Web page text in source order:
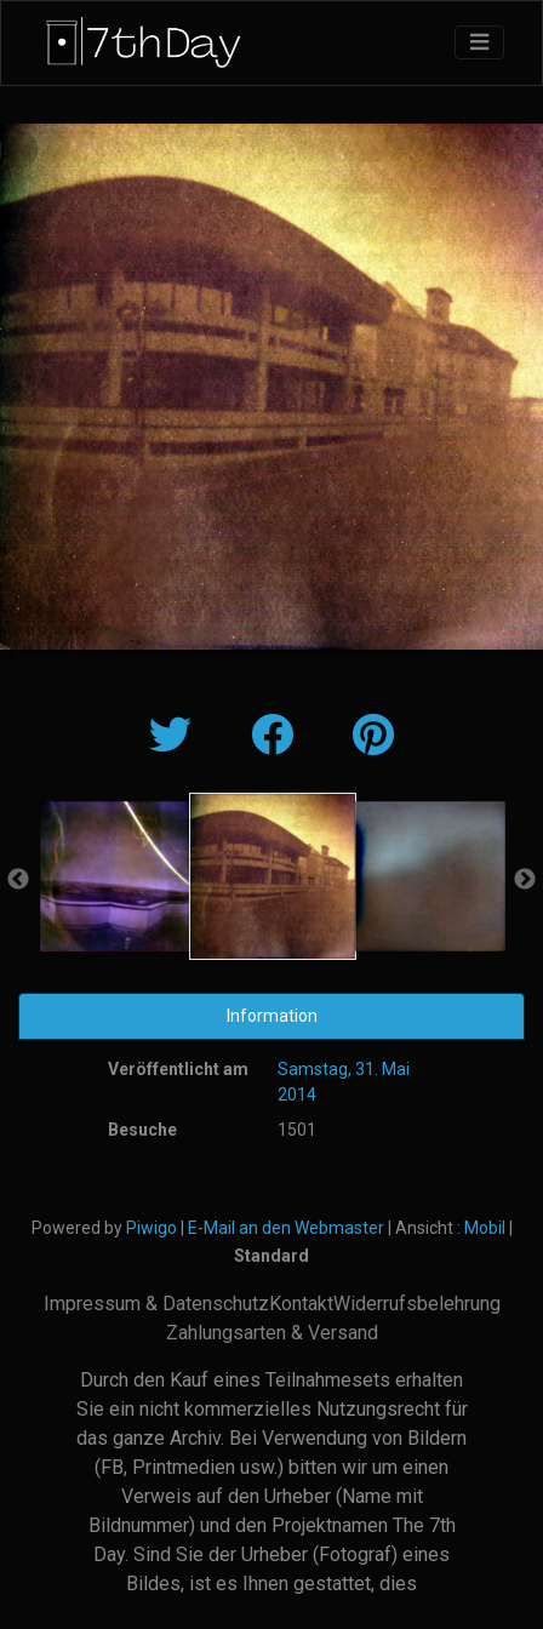
Information
Veröffentlicht am
Samstag, 31. Mai
2014
Besuche
1501
Powered by Piwigo E-Mail an den Webmaster| Ansicht : Mobil
Standard
Impressum & DatenschutzKontaktWiderrufsbelehrung
Zahlungsarten & Versand
Durch den Kauf eines Teilnahmesets erhalten
Sie ein nicht kommerzielles Nutzungsrecht für
das ganze Archiv. Bei Verwendung von Bildern
(FB, Printmedien usw.) bitten wir um einen
Verweis auf den Urheber (Name mit
Bildnummer) und den Projektnamen The 7th
Day. Sind Sie der Urheber (Fotograf) eines
Bildes, ist es Ihnen gestattet, dies